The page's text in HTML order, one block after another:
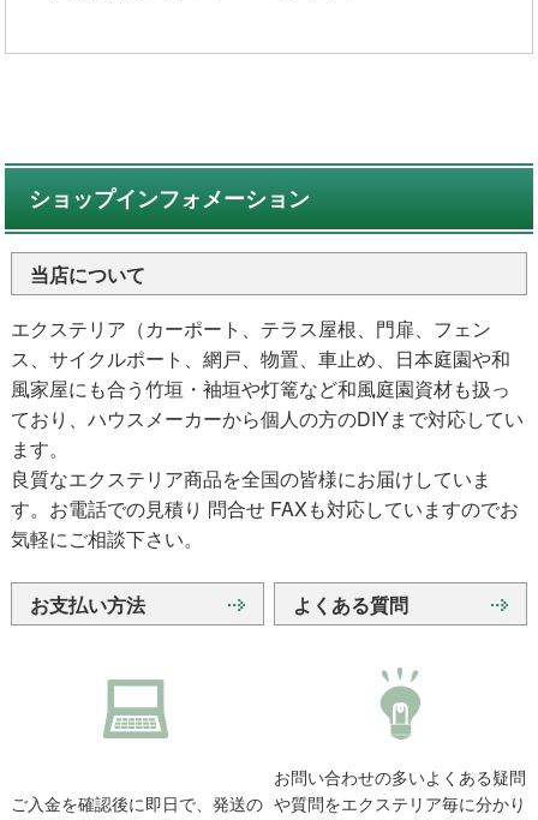
ショップインフォメーション
当店について
エクステリア（カーポート、テラス屋根、門扉、フェン
ス、サイクルポート、網戸、物置、車止め、日本庭園や和
風家屋にも合う竹垣・袖垣や灯篭など和風庭園資材も扱っ
ており、ハウスメーカーから個人の方のDIYまで対応してい
ます。
良質なエクステリア商品を全国の皆様にお届けしていま
す。お電話での見積り 問合せ FAXも対応していますのでお
気軽にご相談下さい。
お支払い方法
ご入金を確認後に即日で、発送の
よくある質問
お問い合わせの多いよくある疑問
や質問をエクステリア毎に分かり